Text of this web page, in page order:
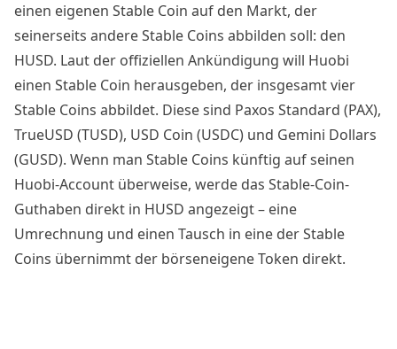
einen eigenen Stable Coin auf den Markt, der
seinerseits andere Stable Coins abbilden soll: den
HUSD. Laut der offiziellen Ankündigung will Huobi
einen Stable Coin herausgeben, der insgesamt vier
Stable Coins abbildet. Diese sind Paxos Standard (PAX),
TrueUSD (TUSD), USD Coin (USDC) und Gemini Dollars
(GUSD). Wenn man Stable Coins künftig auf seinen
Huobi-Account überweise, werde das Stable-Coin-
Guthaben direkt in HUSD angezeigt – eine
Umrechnung und einen Tausch in eine der Stable
Coins übernimmt der börseneigene Token direkt.